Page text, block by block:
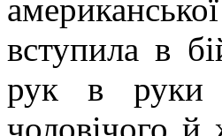
вступила в
рук в руки